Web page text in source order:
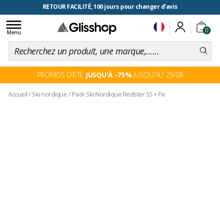
RETOUR FACILITÉ, 100 jours pour changer d'avis
0
Toggle
navigation
Menu
PROMOS D'ÉTÉ JUSQU'À -75% JUSQU'AU 25/08
Accueil/Ski nordique/Pack Ski Nordique Redster S5 + Fix